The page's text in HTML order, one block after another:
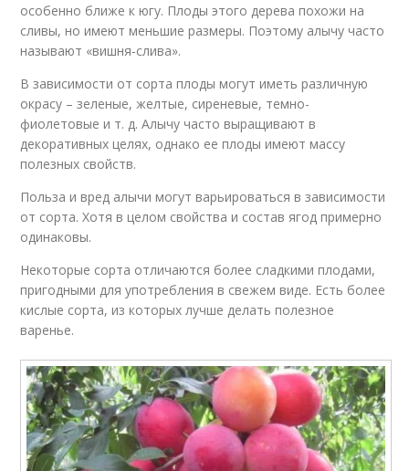
особенно ближе к югу. Плоды этого дерева похожи на
сливы, но имеют меньшие размеры. Поэтому алычу часто
называют «вишня-слива».
В зависимости от сорта плоды могут иметь различную
окрасу – зеленые, желтые, сиреневые, темно-
фиолетовые и т. д. Алычу часто выращивают в
декоративных целях, однако ее плоды имеют массу
полезных свойств.
Польза и вред алычи могут варьироваться в зависимости
от сорта. Хотя в целом свойства и состав ягод примерно
одинаковы.
Некоторые сорта отличаются более сладкими плодами,
пригодными для употребления в свежем виде. Есть более
кислые сорта, из которых лучше делать полезное
варенье.